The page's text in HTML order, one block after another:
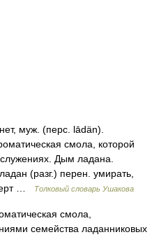
муж. (перс. lādän).
смола, которой
Дым ладана.
(разг.) перен. умирать,
…
Толковый словарь Ушакова
смола,
семейства ладанниковых